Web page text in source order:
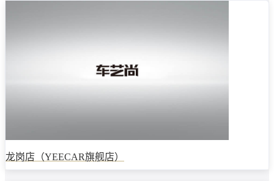
龙岗店（YEECAR旗舰店）